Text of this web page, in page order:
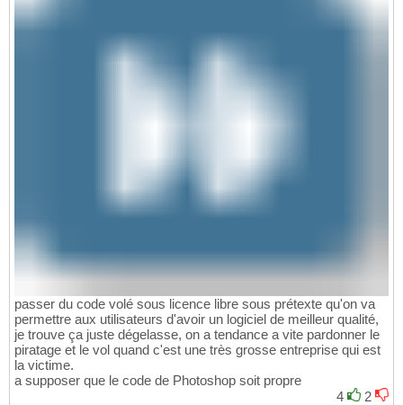
passer du code volé sous licence libre sous prétexte qu'on va
permettre aux utilisateurs d'avoir un logiciel de meilleur qualité,
je trouve ça juste dégelasse, on a tendance a vite pardonner le
piratage et le vol quand c'est une très grosse entreprise qui est
la victime.
a supposer que le code de Photoshop soit propre
4
2